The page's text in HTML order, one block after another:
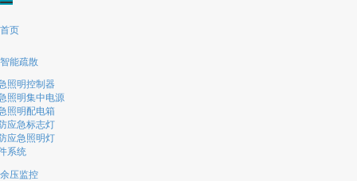
首页
智能疏散
照明控制器
照明集中电源
照明配电箱
应急标志灯
应急照明灯
系统
余压监控